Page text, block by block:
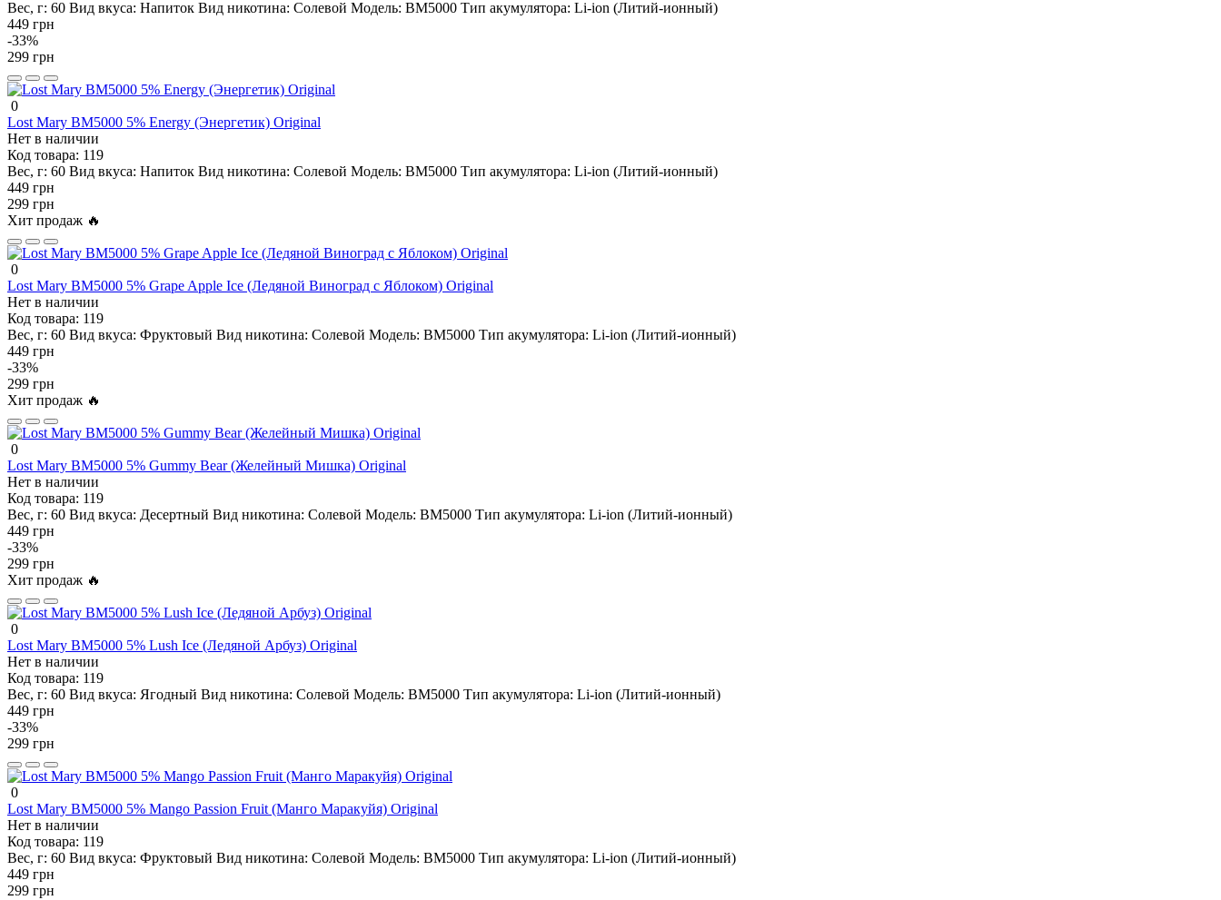
Вес, г: 60 Вид вкуса: Напиток Вид никотина: Солевой Модель: BM5000 Тип акумулятора: Li-ion (Литий-ионный)
449 грн
-33%
299 грн
0
Lost Mary BM5000 5% Energy (Энергетик) Original
Нет в наличии
Код товара: 119
Вес, г: 60 Вид вкуса: Напиток Вид никотина: Солевой Модель: BM5000 Тип акумулятора: Li-ion (Литий-ионный)
449 грн
299 грн
Хит продаж 🔥
0
Lost Mary BM5000 5% Grape Apple Ice (Ледяной Виноград с Яблоком) Original
Нет в наличии
Код товара: 119
Вес, г: 60 Вид вкуса: Фруктовый Вид никотина: Солевой Модель: BM5000 Тип акумулятора: Li-ion (Литий-ионный)
449 грн
-33%
299 грн
Хит продаж 🔥
0
Lost Mary BM5000 5% Gummy Bear (Желейный Мишка) Original
Нет в наличии
Код товара: 119
Вес, г: 60 Вид вкуса: Десертный Вид никотина: Солевой Модель: BM5000 Тип акумулятора: Li-ion (Литий-ионный)
449 грн
-33%
299 грн
Хит продаж 🔥
0
Lost Mary BM5000 5% Lush Ice (Ледяной Арбуз) Original
Нет в наличии
Код товара: 119
Вес, г: 60 Вид вкуса: Ягодный Вид никотина: Солевой Модель: BM5000 Тип акумулятора: Li-ion (Литий-ионный)
449 грн
-33%
299 грн
0
Lost Mary BM5000 5% Mango Passion Fruit (Манго Маракуйя) Original
Нет в наличии
Код товара: 119
Вес, г: 60 Вид вкуса: Фруктовый Вид никотина: Солевой Модель: BM5000 Тип акумулятора: Li-ion (Литий-ионный)
449 грн
299 грн